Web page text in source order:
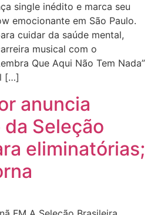
single inédito e marca seu
emocionante em São Paulo.
cuidar da saúde mental,
musical com o
Que Aqui Não Tem Nada”
[…]
anuncia
Seleção
eliminatórias;